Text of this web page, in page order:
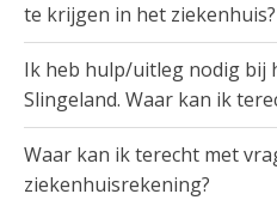
te krijgen in het ziekenhuis?
Ik heb hulp/uitleg nodig bij
Slingeland. Waar kan ik
Waar kan ik terecht met
ziekenhuisrekening?